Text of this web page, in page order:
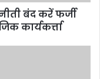
बंद करें फर्जी
कार्यकर्त्ता